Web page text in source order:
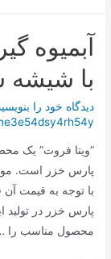
جدید
ترامپ؛
تغییر
نام
یک
کوه
آبمیوه
با شیشه
دیدگاه‌ خود را
“ویتا فروت” یک
با توجه به قیمت آن
پارس خزر در تولید
محصول مناسب را